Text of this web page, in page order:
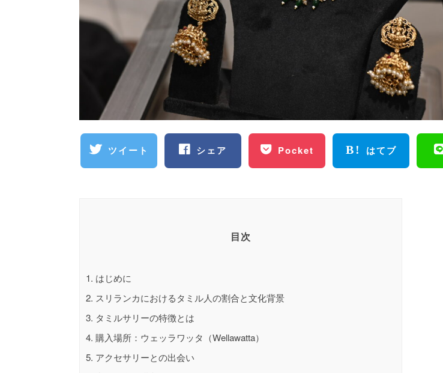
ツイート シェア Pocket はてブ
目次
1. はじめに
2. スリランカにおけるタミル人の割合と文化背景
3. タミルサリーの特徴とは
4. 購入場所：ウェッラワッタ（Wellawatta）
5. アクセサリーとの出会い